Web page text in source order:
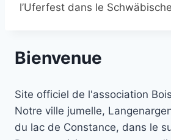
l’Uferfest dans le
Bienvenue
Site officiel de l'association
Notre ville jumelle,
du lac de Constance, dans le